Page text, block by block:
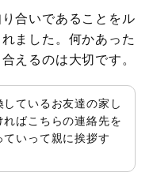
合いであることをル
ました。何かあった
えるのは大切です。
ているお友達の家し
ばこちらの連絡先を
いって親に挨拶す